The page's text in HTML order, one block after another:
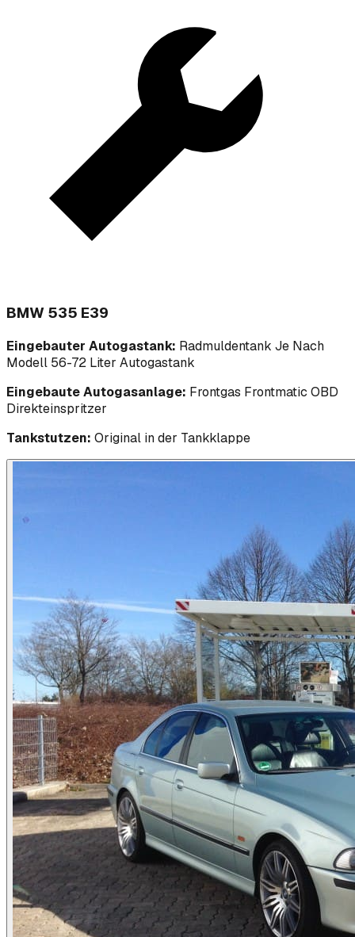
BMW 535 E39
Eingebauter Autogastank: Radmuldentank Je Nach
Modell 56-72 Liter Autogastank
Eingebaute Autogasanlage: Frontgas Frontmatic OBD
Direkteinspritzer
Tankstutzen: Original in der Tankklappe